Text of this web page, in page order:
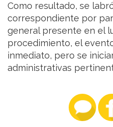
Como resultado, se
correspondiente por
general presente en el
procedimiento, el
inmediato, pero se
administrativas